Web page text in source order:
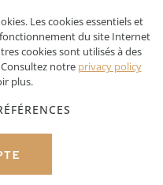
2022
Les cookies essentiels et
du site Internet
cookies sont utilisés à des
notre privacy policy
plus.